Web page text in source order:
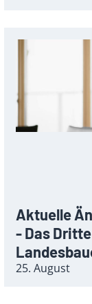
Aktuelle
- Das
25. August